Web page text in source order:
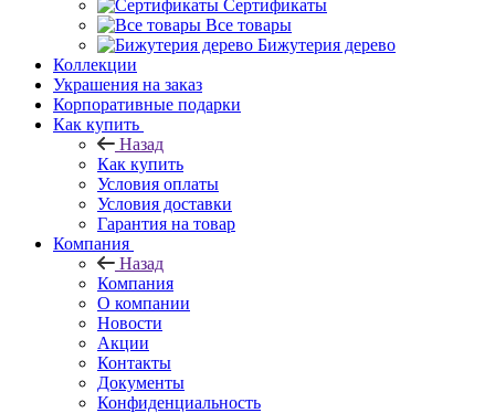
Сертификаты
Все товары
Бижутерия дерево
Коллекции
Украшения на заказ
Корпоративные подарки
Как купить
Назад
Как купить
Условия оплаты
Условия доставки
Гарантия на товар
Компания
Назад
Компания
О компании
Новости
Акции
Контакты
Документы
Конфиденциальность